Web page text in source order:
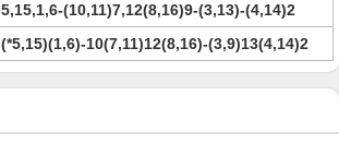
5,15,1,6-(10,11)7,12(8,16)9-(3,13)-(4,14)2
(*5,15)(1,6)-10(7,11)12(8,16)-(3,9)13(4,14)2